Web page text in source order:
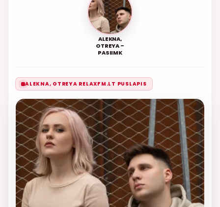
ALEKNA,
OTREYA –
PASIIMK
ALEKNA, OTREYA RELAXFM.LT PUSLAPIS